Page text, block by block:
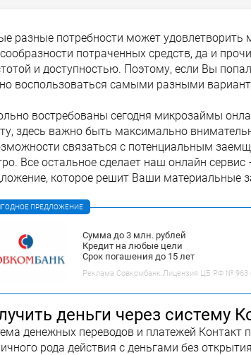
разные потребности может
потраченных средств, да и
и доступностью. Поэтому, если Вы
воспользоваться самыми разными
востребованы сегодня микрозаймы
здесь важно быть максимально
связаться с потенциальным
Все остальное сделает наш онлайн
которое решит Ваши материальные
ПРЕДЛОЖЕНИЕ
Сумма до 3 млн. рублей
Кредит на любые цели
Срок погашения до 15 лет
Реклама Совкомбанк.Лицензия ЦБ РФ № 963
деньги через систему
денежных переводов и платежей Контакт
рода действия с деньгами без